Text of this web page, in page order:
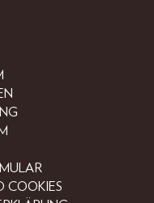
COOKIES